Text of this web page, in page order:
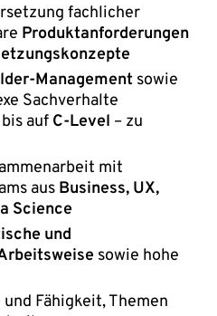
fachlicher
Produktanforderungen
Management sowie
Sachverhalte
auf C-Level – zu
mit
aus Business, UX,
Science
und
sowie hohe
und Fähigkeit, Themen